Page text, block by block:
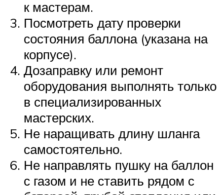
к мастерам.
Посмотреть дату проверки
состояния баллона (указана на
корпусе).
Дозаправку или ремонт
оборудования выполнять только
в специализированных
мастерских.
Не наращивать длину шланга
самостоятельно.
Не направлять пушку на баллон
с газом и не ставить рядом с